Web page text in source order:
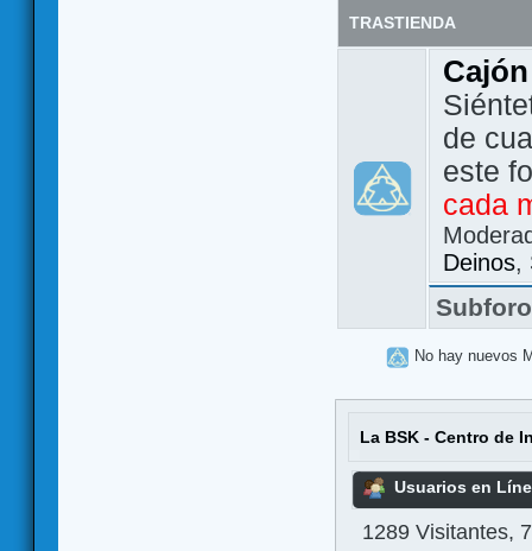
TRASTIENDA
de
este
cada
Deinos,
No hay nuevos
La BSK - Centro de
Usuarios en
1289 Visitantes,